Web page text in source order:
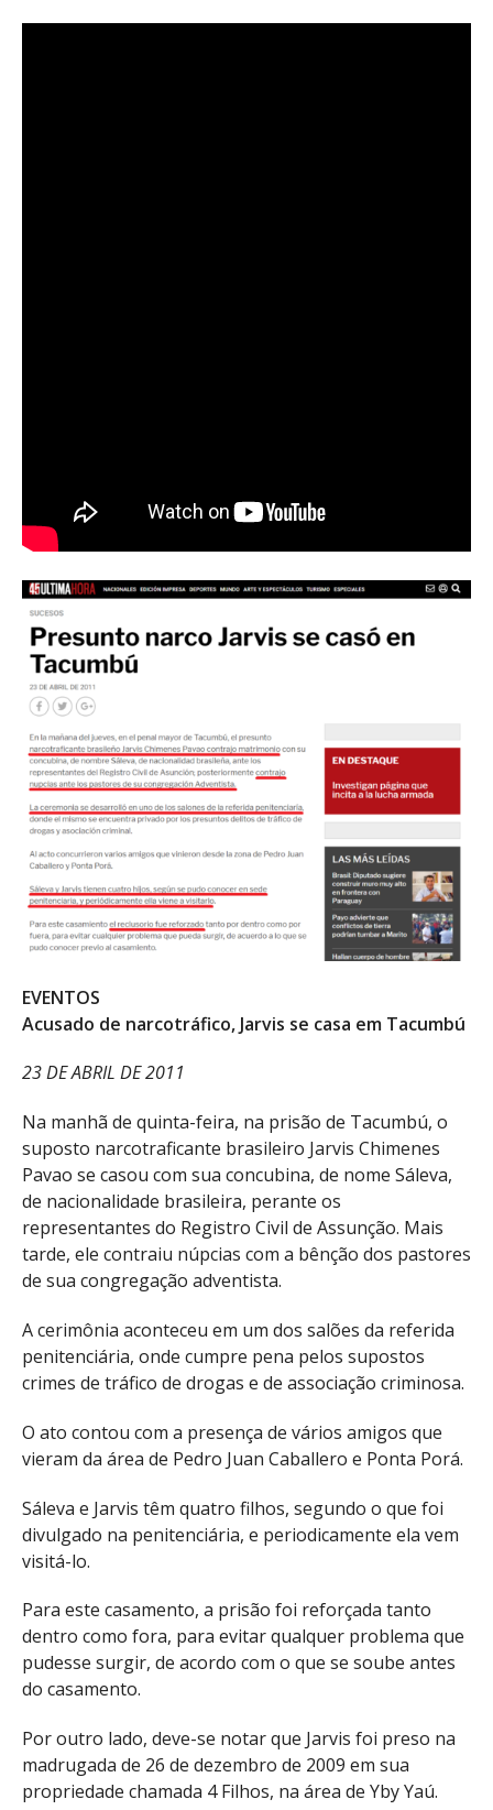
EVENTOS
Acusado de narcotráfico, Jarvis se casa em Tacumbú
23 DE ABRIL DE 2011
Na manhã de quinta-feira, na prisão de Tacumbú, o
suposto narcotraficante brasileiro Jarvis Chimenes
Pavao se casou com sua concubina, de nome Sáleva,
de nacionalidade brasileira, perante os
representantes do Registro Civil de Assunção. Mais
tarde, ele contraiu núpcias com a bênção dos pastores
de sua congregação adventista.
A cerimônia aconteceu em um dos salões da referida
penitenciária, onde cumpre pena pelos supostos
crimes de tráfico de drogas e de associação criminosa.
O ato contou com a presença de vários amigos que
vieram da área de Pedro Juan Caballero e Ponta Porá.
Sáleva e Jarvis têm quatro filhos, segundo o que foi
divulgado na penitenciária, e periodicamente ela vem
visitá-lo.
Para este casamento, a prisão foi reforçada tanto
dentro como fora, para evitar qualquer problema que
pudesse surgir, de acordo com o que se soube antes
do casamento.
Por outro lado, deve-se notar que Jarvis foi preso na
madrugada de 26 de dezembro de 2009 em sua
propriedade chamada 4 Filhos, na área de Yby Yaú.